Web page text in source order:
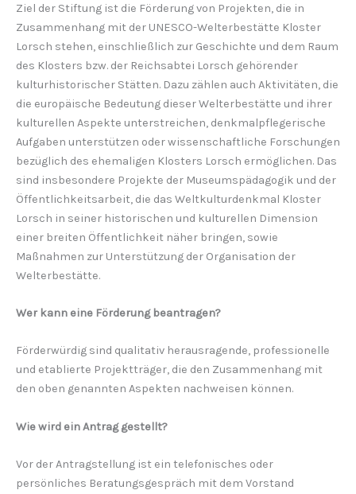
Ziel der Stiftung ist die Förderung von Projekten, die in
Zusammenhang mit der UNESCO-Welterbestätte Kloster
Lorsch stehen, einschließlich zur Geschichte und dem Raum
des Klosters bzw. der Reichsabtei Lorsch gehörender
kulturhistorischer Stätten. Dazu zählen auch Aktivitäten, die
die europäische Bedeutung dieser Welterbestätte und ihrer
kulturellen Aspekte unterstreichen, denkmalpflegerische
Aufgaben unterstützen oder wissenschaftliche Forschungen
bezüglich des ehemaligen Klosters Lorsch ermöglichen. Das
sind insbesondere Projekte der Museumspädagogik und der
Öffentlichkeitsarbeit, die das Weltkulturdenkmal Kloster
Lorsch in seiner historischen und kulturellen Dimension
einer breiten Öffentlichkeit näher bringen, sowie
Maßnahmen zur Unterstützung der Organisation der
Welterbestätte.
Wer kann eine Förderung beantragen?
Förderwürdig sind qualitativ herausragende, professionelle
und etablierte Projektträger, die den Zusammenhang mit
den oben genannten Aspekten nachweisen können.
Wie wird ein Antrag gestellt?
Vor der Antragstellung ist ein telefonisches oder
persönliches Beratungsgespräch mit dem Vorstand